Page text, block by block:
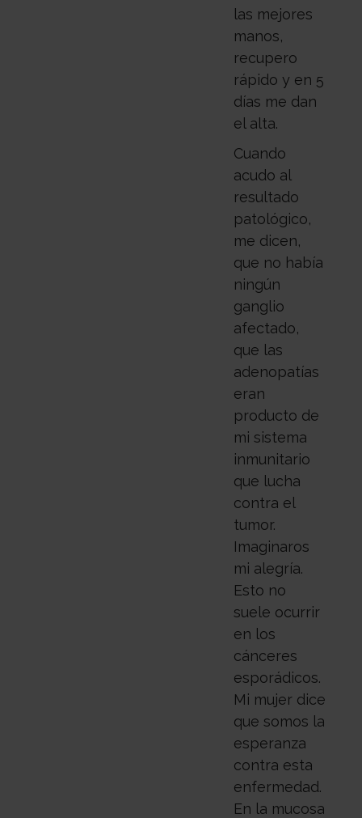
las mejores
manos,
recupero
rápido y en 5
días me dan
el alta.
Cuando
acudo al
resultado
patológico,
me dicen,
que no había
ningún
ganglio
afectado,
que las
adenopatías
eran
producto de
mi sistema
inmunitario
que lucha
contra el
tumor.
Imaginaros
mi alegría.
Esto no
suele ocurrir
en los
cánceres
esporádicos.
Mi mujer dice
que somos la
esperanza
contra esta
enfermedad.
En la mucosa